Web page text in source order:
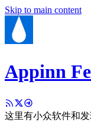
Skip to main content
Appinn
这里有小众软件和